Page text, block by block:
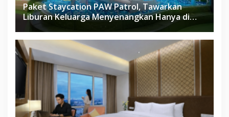
Paket Staycation PAW Patrol, Tawarkan
Liburan Keluarga Menyenangkan Hanya di
Herloom Hotel BSD